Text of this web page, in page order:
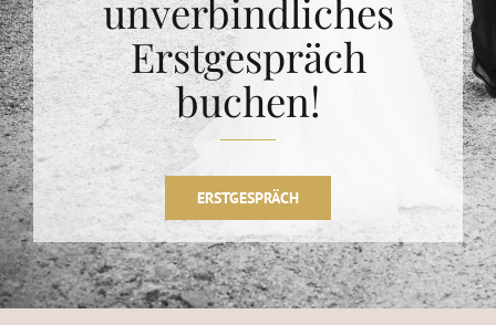
unverbindliches
Erstgespräch
buchen!
ERSTGESPRÄCH